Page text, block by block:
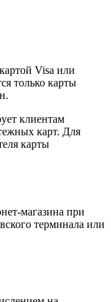
Visa или
только карты
клиентам
карт. Для
карты
магазина при
терминала или